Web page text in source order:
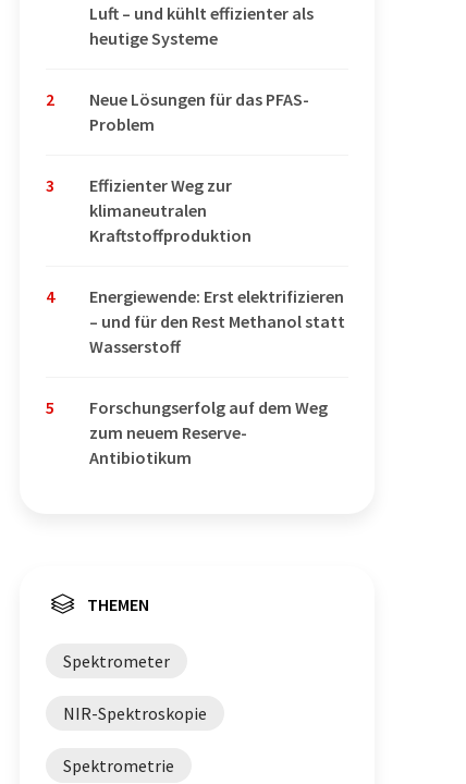
Luft – und kühlt effizienter als
heutige Systeme
2
Neue Lösungen für das PFAS-
Problem
3
Effizienter Weg zur
klimaneutralen
Kraftstoffproduktion
4
Energiewende: Erst elektrifizieren
– und für den Rest Methanol statt
Wasserstoff
5
Forschungserfolg auf dem Weg
zum neuem Reserve-
Antibiotikum
THEMEN
Spektrometer
NIR-Spektroskopie
Spektrometrie